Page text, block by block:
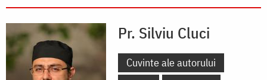
Pr. Silviu Cluci
Cuvinte ale autorului